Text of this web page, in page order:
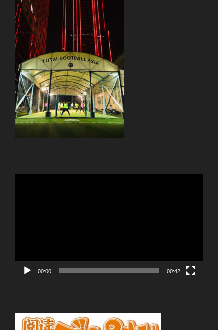
00:00 00:42